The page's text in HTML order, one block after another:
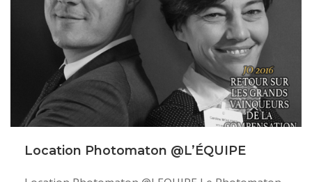
Location Photomaton @L’ÉQUIPE